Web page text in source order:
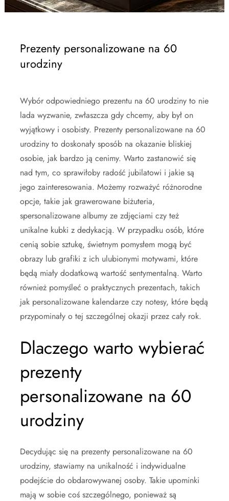
Prezenty personalizowane na 60
urodziny
Wybór odpowiedniego prezentu na 60 urodziny to nie
lada wyzwanie, zwłaszcza gdy chcemy, aby był on
wyjątkowy i osobisty. Prezenty personalizowane na 60
urodziny to doskonały sposób na okazanie bliskiej
osobie, jak bardzo ją cenimy. Warto zastanowić się
nad tym, co sprawiłoby radość jubilatowi i jakie są
jego zainteresowania. Możemy rozważyć różnorodne
opcje, takie jak grawerowane biżuteria,
spersonalizowane albumy ze zdjęciami czy też
unikalne kubki z dedykacją. W przypadku osób, które
cenią sobie sztukę, świetnym pomysłem mogą być
obrazy lub grafiki z ich ulubionymi motywami, które
będą miały dodatkową wartość sentymentalną. Warto
również pomyśleć o praktycznych prezentach, takich
jak personalizowane kalendarze czy notesy, które będą
przypominały o tej szczególnej okazji przez cały rok.
Dlaczego warto wybierać
prezenty
personalizowane na 60
urodziny
Decydując się na prezenty personalizowane na 60
urodziny, stawiamy na unikalność i indywidualne
podejście do obdarowywanej osoby. Takie upominki
mają w sobie coś szczególnego, ponieważ są